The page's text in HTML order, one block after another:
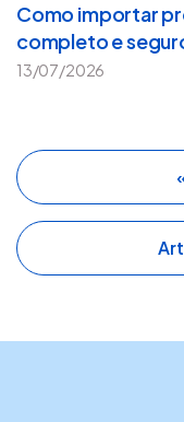
Como importar
completo e
13/07/2026